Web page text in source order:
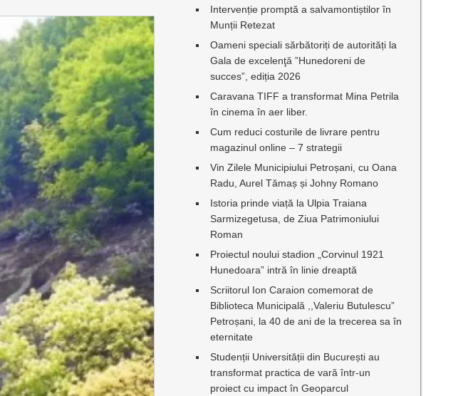
Intervenție promptă a salvamontiștilor în
Munții Retezat
Oameni speciali sărbătoriți de autorități la
Gala de excelenţă ”Hunedoreni de
succes”, ediția 2026
Caravana TIFF a transformat Mina Petrila
în cinema în aer liber.
Cum reduci costurile de livrare pentru
magazinul online – 7 strategii
Vin Zilele Municipiului Petroșani, cu Oana
Radu, Aurel Tămaș și Johny Romano
Istoria prinde viață la Ulpia Traiana
Sarmizegetusa, de Ziua Patrimoniului
Roman
Proiectul noului stadion „Corvinul 1921
Hunedoara” intră în linie dreaptă
Scriitorul Ion Caraion comemorat de
Biblioteca Municipală ,,Valeriu Butulescu”
Petroșani, la 40 de ani de la trecerea sa în
eternitate
Studenții Universității din București au
transformat practica de vară într-un
proiect cu impact în Geoparcul